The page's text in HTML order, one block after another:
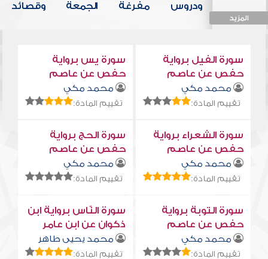
المزيد
ودروس
مفرغة
الجمعة
وقصائد
سورة الفيل برواية
حفص عن عاصم
محمد مكي
تقييم المادة:
سورة يس برواية
حفص عن عاصم
محمد مكي
تقييم المادة:
سورة الشعراء برواية
حفص عن عاصم
محمد مكي
تقييم المادة:
سورة الحج برواية
حفص عن عاصم
محمد مكي
تقييم المادة:
سورة التوبة برواية
حفص عن عاصم
محمد مكي
تقييم المادة:
سورة النّاس برواية ابن
ذكوان عن ابن عامر
محمد يحيى طاهر
تقييم المادة: